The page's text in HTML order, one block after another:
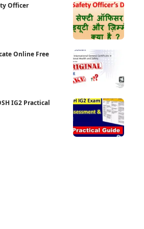
Officer
Online Free
IG2 Practical